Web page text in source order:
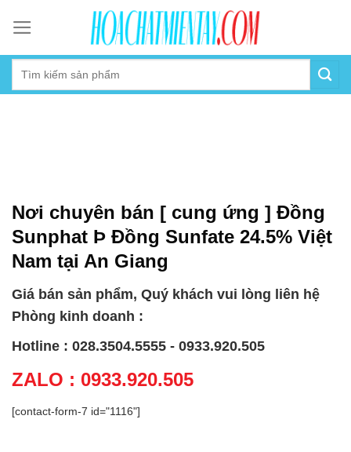
content
Nơi chuyên bán [ cung ứng ] Đồng
Sunphat Þ Đồng Sunfate 24.5% Việt
Nam tại An Giang
Giá bán sản phẩm, Quý khách vui lòng liên hệ
Phòng kinh doanh :
Hotline : 028.3504.5555 - 0933.920.505
ZALO : 0933.920.505
[contact-form-7 id="1116"]